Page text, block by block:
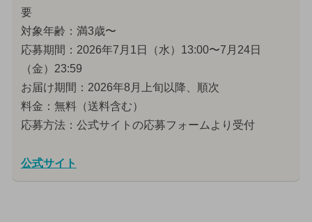
要
対象年齢：満3歳〜
応募期間：2026年7月1日（水）13:00〜7月24日
（金）23:59
お届け期間：2026年8月上旬以降、順次
料金：無料（送料含む）
応募方法：公式サイトの応募フォームより受付
公式サイト